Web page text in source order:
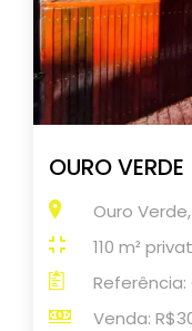
OURO VERDE
Ouro
110 m²
Referência:
Venda: